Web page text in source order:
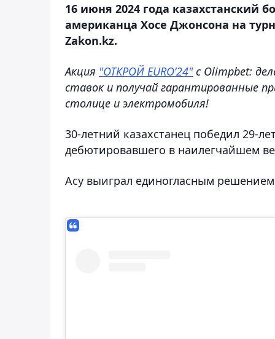
16 июня 2024 года казахстанский
американца Хосе Джонсона на
Zakon.kz.
Акция "ОТКРОЙ EURO’24"с Olimpbet:
ставок и получай гарантированные
столице и электромобиля!
30-летний казахстанец победил 29-
дебютировавшего в наилегчайшем
Асу выиграл единогласным